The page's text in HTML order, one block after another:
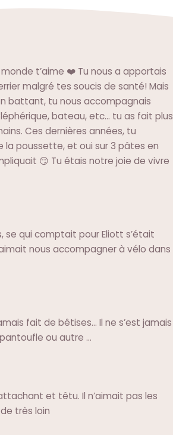
t’aime ❤️ Tu nous a apportais
malgré tes soucis de santé! Mais
battant, tu nous accompagnais
bateau, etc… tu as fait plus
Ces dernières années, tu
la poussette, et oui sur 3 pâtes en
😏 Tu étais notre joie de vivre
se qui comptait pour Eliott s’était
nous accompagner à vélo dans
fait de bêtises… Il ne s’est jamais
ou autre …
et têtu. Il n’aimait pas les
très loin